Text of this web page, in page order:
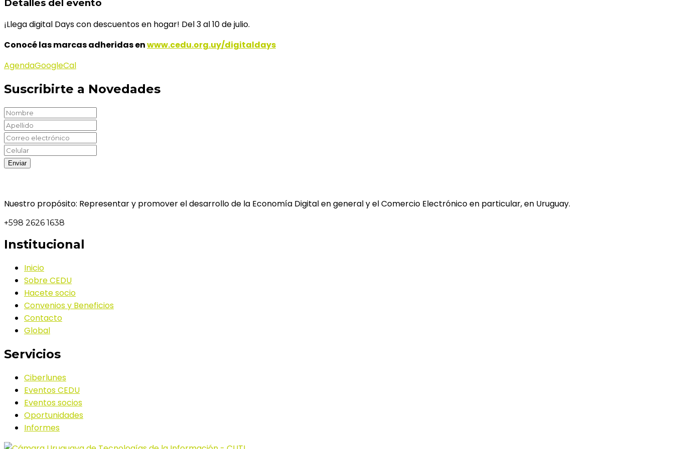
Detalles del evento
¡Llega digital Days con descuentos en hogar! Del 3 al 10 de julio.
Conocé las marcas adheridas enwww.cedu.org.uy/digitaldays
AgendaGoogleCal
Suscribirte a Novedades
Nuestro propósito: Representar y promover el desarrollo de la Economía Digital en general y el Comercio Electrónico en particular, en Uruguay.
+598 2626 1638
Institucional
Inicio
Sobre CEDU
Hacete socio
Convenios y Beneficios
Contacto
Global
Servicios
Ciberlunes
Eventos CEDU
Eventos socios
Oportunidades
Informes